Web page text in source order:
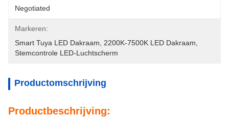
Negotiated
Markeren:
Smart Tuya LED Dakraam
2200K-7500K LED Dakraam
Stemcontrole LED-Luchtscherm
Productomschrijving
Productbeschrijving: